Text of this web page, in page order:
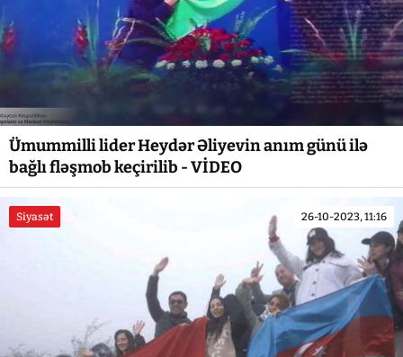
Ümummilli lider Heydər Əliyevin anım günü ilə
bağlı fləşmob keçirilib - VİDEO
Siyasət 26-10-2023, 11:16